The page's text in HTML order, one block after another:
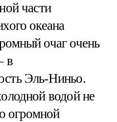
части
океана
очаг очень
в
Эль-Ниньо.
водой не
огромной